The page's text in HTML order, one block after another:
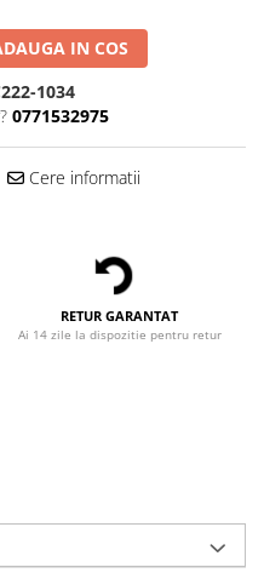
IN COS
1034
0771532975
Cere informatii
RETUR GARANTAT
Ai 14 zile la dispozitie pentru retur